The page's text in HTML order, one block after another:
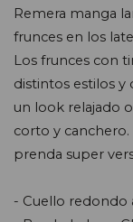
Remera manga
frunces en los
Los frunces con
distintos estilos y
un look relajado
corto y
prenda super
- Cuello redondo